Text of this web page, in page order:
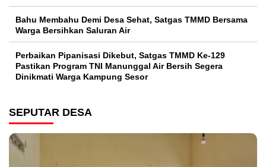
Bahu Membahu Demi Desa Sehat, Satgas TMMD Bersama
Warga Bersihkan Saluran Air
Perbaikan Pipanisasi Dikebut, Satgas TMMD Ke-129
Pastikan Program TNI Manunggal Air Bersih Segera
Dinikmati Warga Kampung Sesor
SEPUTAR DESA